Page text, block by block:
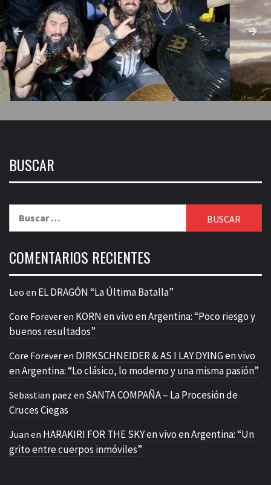
BUSCAR
COMENTARIOS RECIENTES
Leo en EL DRAGÓN “La Última Batalla”
Core Foreveren KORN en vivo en Argentina: “Poco riesgo y
buenos resultados”
Core Foreveren DIRKSCHNEIDER & AS I LAY DYING en vivo
en Argentina: “Lo clásico, lo moderno y una misma pasión”
Sebastian paez en SANTA COMPAÑA – La Procesión de
Cruces Ciegas
Juan en HARAKIRI FOR THE SKY en vivo en Argentina: “Un
grito entre cuerpos inmóviles”